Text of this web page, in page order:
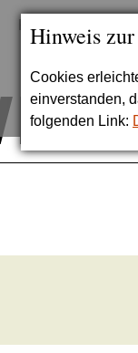
Hinweis
Cookies
einverstanden,
folgenden Link: